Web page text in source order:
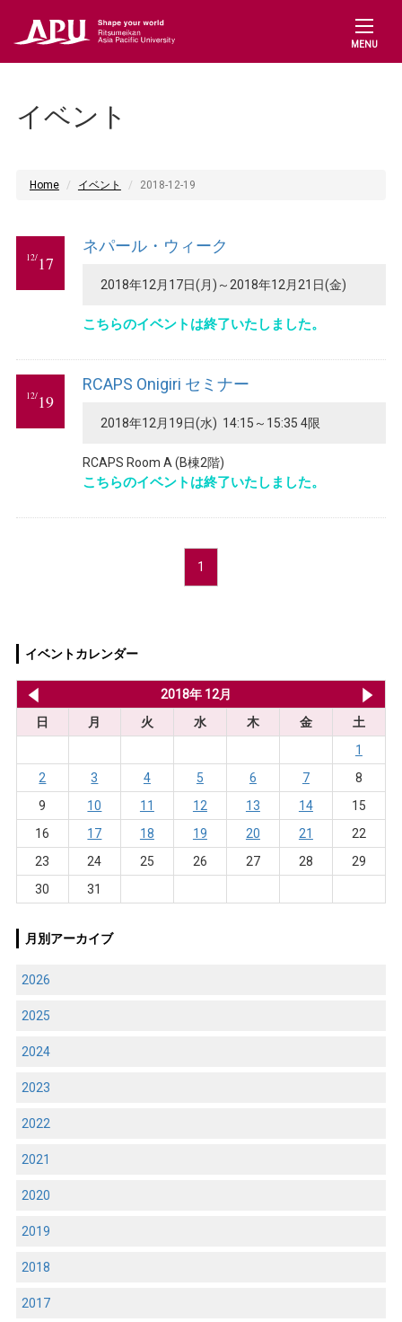
MENU
イベント
Home イベント 2018-12-19
12/17
ネパール・ウィーク
2018年12月17日(月)～2018年12月21日(金)
こちらのイベントは終了いたしました。
12/19
RCAPS Onigiri セミナー
2018年12月19日(水) 14:15～15:35 4限
RCAPS Room A (B棟2階)
こちらのイベントは終了いたしました。
1
イベントカレンダー
2018年 12月
日
月 火 水 木 金
土
1
2
3 4 5 6 7
8
9
10 11 12 13 14
15
16
17 18 19 20 21
22
23
24 25 26 27 28
29
30
31
月別アーカイブ
2026
2025
2024
2023
2022
2021
2020
2019
2018
2017